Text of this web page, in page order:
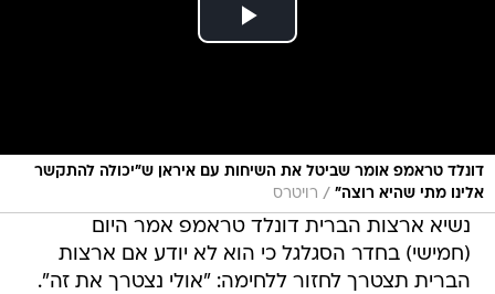
דונלד טראמפ אומר שביטל את השיחות עם איראן ש"יכולה להתקשר
אלינו מתי שהיא רוצה" / רויטרס
נשיא ארצות הברית דונלד טראמפ אמר היום
(חמישי) בחדר הסגלגל כי הוא לא יודע אם ארצות
הברית תצטרך לחזור ללחימה: "אולי נצטרך את זה".